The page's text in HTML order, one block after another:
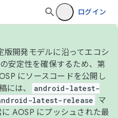
ログイン
開発モデルに沿ってエコシ
安定性を確保するため、第
にソースコードを公開し
には、
android-latest-
latest-release
マ
AOSP にプッシュされた最